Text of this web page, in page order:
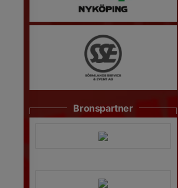
Bronspartner